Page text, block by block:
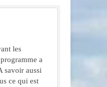
les
a
savoir aussi
ce qui est